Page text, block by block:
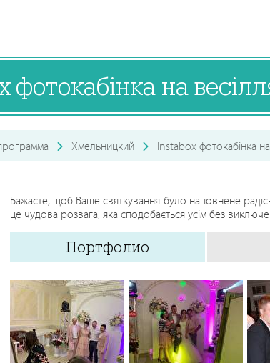
фотокабінка на
Хмельницкий Instabox фотокабінка
Бажаєте, щоб Ваше святкування було наповнене
це чудова розвага, яка сподобається усім без
Портфолио